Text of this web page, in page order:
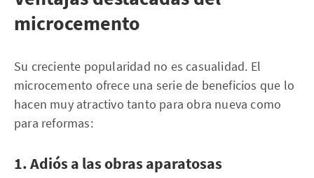
microcemento
Su creciente popularidad no es casualidad. El
microcemento ofrece una serie de beneficios que lo
hacen muy atractivo tanto para obra nueva como
para reformas:
1. Adiós a las obras aparatosas